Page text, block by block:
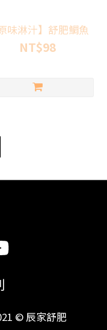
原味淋汁】舒肥鯛魚
NT$98
© 辰家舒肥